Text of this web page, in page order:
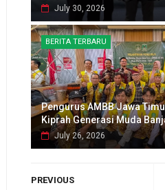
July 30, 2026
BERITA TERBARU
Pengurus AMBB Jawa
Kiprah Generasi Muda
July 26, 2026
PREVIOUS